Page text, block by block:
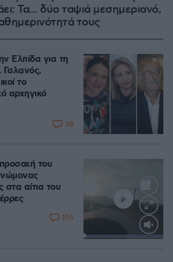
Τα... δύο ταψιά μεσημεριανό,
τους
Ελπίδα για τη
Γαλανός,
το
αρχηγικό
38
Loaded:
του
στα αίτια του
105